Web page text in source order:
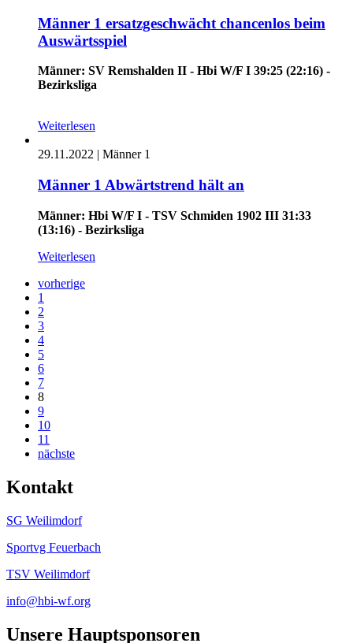
Männer 1 ersatzgeschwächt chancenlos beim
Auswärtsspiel
Männer: SV Remshalden II - Hbi W/F I 39:25 (22:16) -
Bezirksliga
Weiterlesen
29.11.2022 | Männer 1
Männer 1 Abwärtstrend hält an
Männer: Hbi W/F I - TSV Schmiden 1902 III 31:33
(13:16) - Bezirksliga
Weiterlesen
vorherige
1
2
3
4
5
6
7
8
9
10
11
nächste
Kontakt
SG Weilimdorf
Sportvg Feuerbach
TSV Weilimdorf
info@hbi-wf.org
Unsere Hauptsponsoren